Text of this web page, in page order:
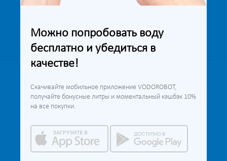
Можно попробовать воду
бесплатно и убедиться в
качестве!
Скачивайте мобильное приложение VODOROBOT,
получайте бонусные литры и моментальный кэшбэк 10%
на все покупки.